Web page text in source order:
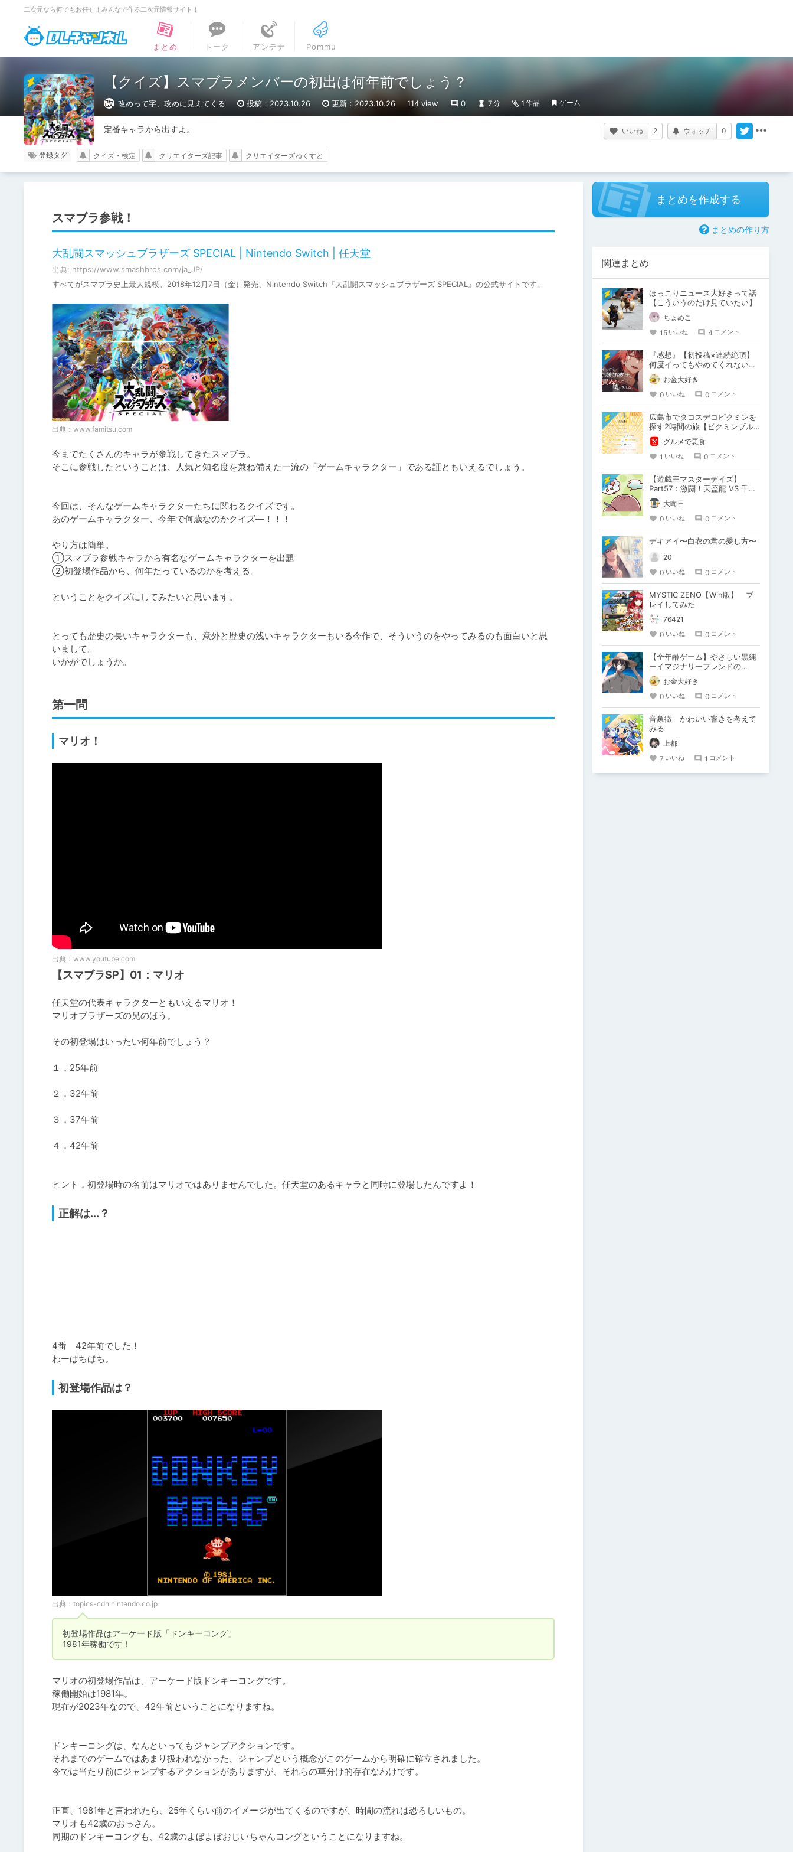
二次元なら何でもお任せ！みんなで作る二次元情報サイト！
DLチャンネル
まとめ
トーク アンテナ Pommu
【クイズ】スマブラメンバーの初出は何年前でしょう？
改めって字、攻めに見えてくる 投稿：2023.10.26 更新：2023.10.26 114 view 0 7分 1 作品 ゲーム
定番キャラから出すよ。 いいね 2 ウォッチ 0
登録タグ クイズ・検定 クリエイターズ記事 クリエイターズねくすと
スマブラ参戦！
大乱闘スマッシュブラザーズ SPECIAL | Nintendo Switch | 任天堂
出典: https://www.smashbros.com/ja_JP/
すべてがスマブラ史上最大規模。2018年12月7日（金）発売、Nintendo Switch『大乱闘スマッシュブラザーズ SPECIAL』の公式サイトです。
出典： www.famitsu.com
今までたくさんのキャラが参戦してきたスマブラ。
そこに参戦したということは、人気と知名度を兼ね備えた一流の「ゲームキャラクター」である証ともいえるでしょう。
今回は、そんなゲームキャラクターたちに関わるクイズです。
あのゲームキャラクター、今年で何歳なのかクイズ―！！！
やり方は簡単。
①スマブラ参戦キャラから有名なゲームキャラクターを出題
②初登場作品から、何年たっているのかを考える。
ということをクイズにしてみたいと思います。
とっても歴史の長いキャラクターも、意外と歴史の浅いキャラクターもいる今作で、そういうのをやってみるのも面白いと思
いまして。
いかがでしょうか。
第一問
マリオ！
出典： www.youtube.com
【スマブラSP】01：マリオ
任天堂の代表キャラクターともいえるマリオ！
マリオブラザーズの兄のほう。
その初登場はいったい何年前でしょう？
１．25年前
２．32年前
３．37年前
４．42年前
ヒント．初登場時の名前はマリオではありませんでした。任天堂のあるキャラと同時に登場したんですよ！
正解は...？
4番　42年前でした！
わーぱちぱち。
初登場作品は？
出典： topics-cdn.nintendo.co.jp
初登場作品はアーケード版「ドンキーコング」
1981年稼働です！
マリオの初登場作品は、アーケード版ドンキーコングです。
稼働開始は1981年。
現在が2023年なので、42年前ということになりますね。
ドンキーコングは、なんといってもジャンプアクションです。
それまでのゲームではあまり扱われなかった、ジャンプという概念がこのゲームから明確に確立されました。
今では当たり前にジャンプするアクションがありますが、それらの草分け的存在なわけです。
正直、1981年と言われたら、25年くらい前のイメージが出てくるのですが、時間の流れは恐ろしいもの。
マリオも42歳のおっさん。
同期のドンキーコングも、42歳のよぼよぼおじいちゃんコングということになりますね。
まとめを作成する
まとめの作り方
関連まとめ
ほっこりニュース大好きって話
【こういうのだけ見ていたい】
ちょめこ
15 いいね 4 コメント
『感想』【初投稿×連続絶頂】
何度イってもやめてくれない嫉
妬彼氏に激責めされて堕とされ
る。お金大好き
0 いいね 0 コメント
広島市でタコスデコピクミンを
探す2時間の旅【ピクミンブル
ーム / Pikmin Bloom】
グルメで悪食
1 いいね 0 コメント
【遊戯王マスターデイズ】
Part57：激闘！天盃龍 VS 千年
D【架空デュエル】
大晦日
0 いいね 0 コメント
デキアイ〜白衣の君の愛し方〜
20
0 いいね 0 コメント
MYSTIC ZENO【Win版】 プ
レイしてみた
76421
0 いいね 0 コメント
【全年齢ゲーム】やさしい黒縄
ーイマジナリーフレンドの
「彼」と過ごすおぼんやすみー
お金大好き
0 いいね 0 コメント
音象徴 かわいい響きを考えて
みる
上都
7 いいね 1 コメント